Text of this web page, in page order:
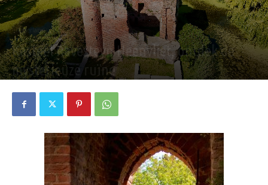
Nederland
Kasteel Ravesteyn Heenvliet, ontdek de
mysterieuze ruïne